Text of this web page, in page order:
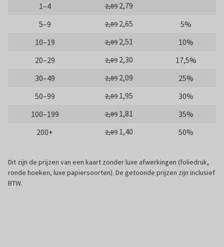
1–4 2,89 2,79
5–9
2,89 2,65
5%
10–19
2,89 2,51
10%
20–29
2,89 2,30
17,5%
30–49
2,89 2,09
25%
50–99
2,89 1,95
30%
100–199
2,89 1,81
35%
200+
2,89 1,40 50%
Dit zijn de prijzen van een kaart zonder luxe afwerkingen (foliedruk,
ronde hoeken, luxe papiersoorten). De getoonde prijzen zijn inclusief
BTW.